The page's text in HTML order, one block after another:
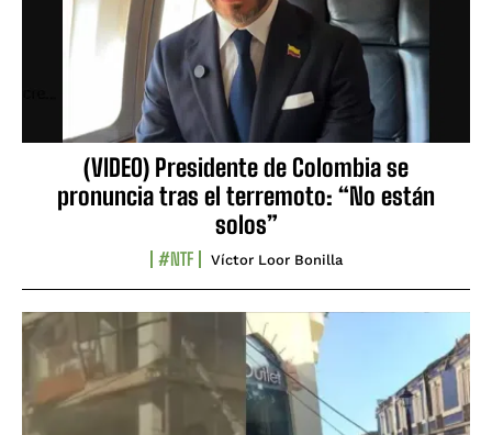
(VIDEO) Presidente de Colombia se
pronuncia tras el terremoto: “No están
solos”
#NTF Víctor Loor Bonilla